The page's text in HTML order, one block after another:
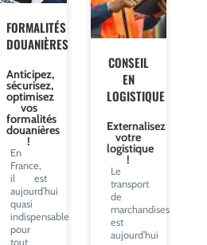
FORMALITÉS
DOUANIÈRES
Anticipez,
sécurisez,
optimisez
vos
formalités
douanières
!
En
France,
il est
aujourd’hui
quasi
indispensable
pour
tout
CONSEIL
EN
LOGISTIQUE
Externalisez
votre
!
Le
transport
marchandises
est
aujourd’hui
au cœur
de la
performance